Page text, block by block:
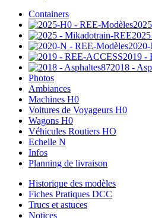
Containers
2019 -
2018 -
Photos
Ambiances
Machines H0
Voitures de Voyageurs H0
Wagons H0
Véhicules Routiers HO
Echelle N
Infos
Planning de livraison
Historique des modèles
Fiches Pratiques DCC
Trucs et astuces
Notices